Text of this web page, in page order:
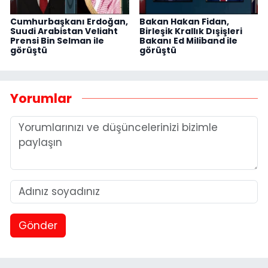
Cumhurbaşkanı Erdoğan,
Suudi Arabistan Veliaht
Prensi Bin Selman ile
görüştü
Bakan Hakan Fidan,
Birleşik Krallık Dışişleri
Bakanı Ed Miliband ile
görüştü
Yorumlar
Gönder